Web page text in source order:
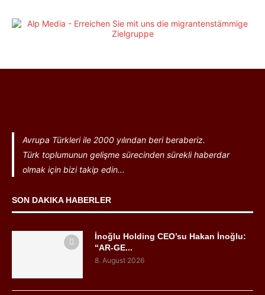
Avrupa Türkleri ile 2000 yılından beri beraberiz.
Türk toplumunun gelişme sürecinden sürekli haberdar
olmak için bizi takip edin...
SON DAKIKA HABERLER
İnoğlu Holding CEO’su Hakan İnoğlu:
“AR-GE...
8. August 2026